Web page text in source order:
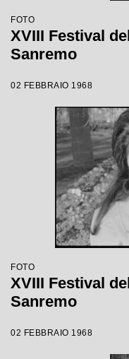
FOTO
XVIII Festival
Sanremo
02 FEBBRAIO 1968
FOTO
XVIII Festival
Sanremo
02 FEBBRAIO 1968